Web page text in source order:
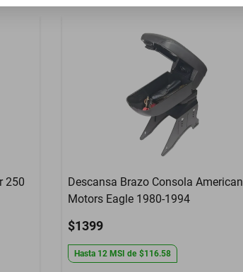
250
Descansa Brazo Consola American
Motors Eagle 1980-1994
$1399
Hasta 12 MSI de $116.58